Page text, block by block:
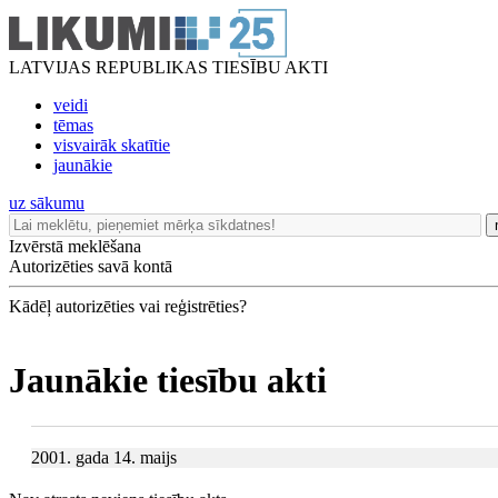
LATVIJAS REPUBLIKAS TIESĪBU AKTI
veidi
tēmas
visvairāk skatītie
jaunākie
uz sākumu
Izvērstā meklēšana
Autorizēties savā kontā
Kādēļ autorizēties vai reģistrēties?
Jaunākie tiesību akti
2001. gada 14. maijs